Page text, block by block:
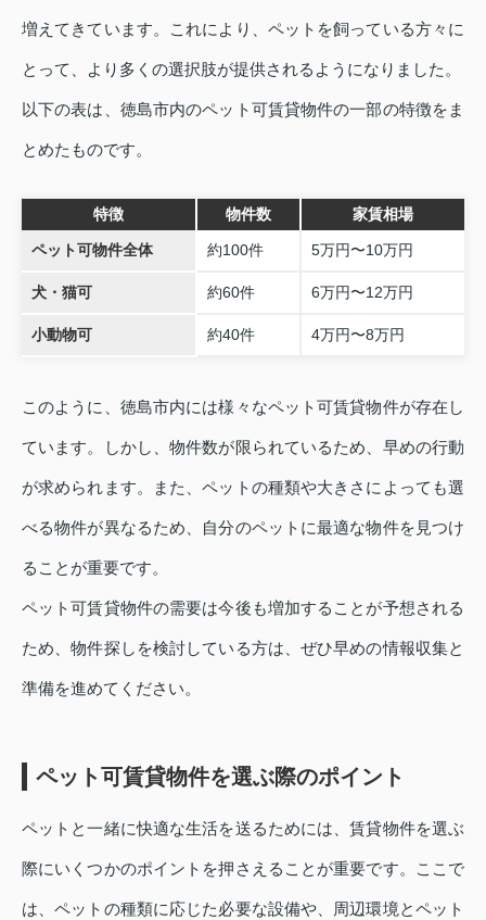
増えてきています。これにより、ペットを飼っている方々に
とって、より多くの選択肢が提供されるようになりました。
以下の表は、徳島市内のペット可賃貸物件の一部の特徴をま
とめたものです。
特徴 物件数 家賃相場
ペット可物件全体 約100件 5万円〜10万円
犬・猫可 約60件 6万円〜12万円
小動物可 約40件 4万円〜8万円
このように、徳島市内には様々なペット可賃貸物件が存在し
ています。しかし、物件数が限られているため、早めの行動
が求められます。また、ペットの種類や大きさによっても選
べる物件が異なるため、自分のペットに最適な物件を見つけ
ることが重要です。
ペット可賃貸物件の需要は今後も増加することが予想される
ため、物件探しを検討している方は、ぜひ早めの情報収集と
準備を進めてください。
ペット可賃貸物件を選ぶ際のポイント
ペットと一緒に快適な生活を送るためには、賃貸物件を選ぶ
際にいくつかのポイントを押さえることが重要です。ここで
は、ペットの種類に応じた必要な設備や、周辺環境とペット